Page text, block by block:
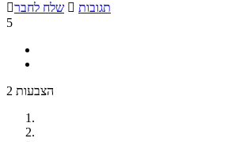
שלח לחבר  תגובות
5
2 הצבעות